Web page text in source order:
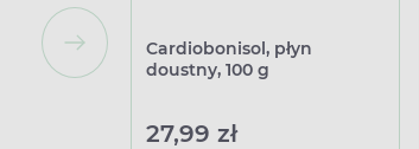
Cardiobonisol, płyn
doustny, 100 g
27,99 zł